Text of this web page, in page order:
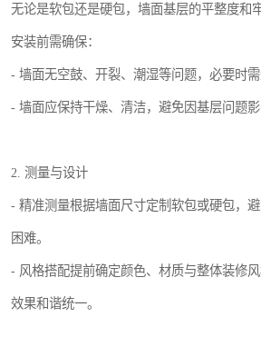
无论是软包还是硬包，墙面基层的平整度和
安装前需确保：
- 墙面无空鼓、开裂、潮湿等问题，必要时需
- 墙面应保持干燥、清洁，避免因基层问题影
2. 测量与设计
- 精准测量根据墙面尺寸定制软包或硬包，
困难。
- 风格搭配提前确定颜色、材质与整体装修
效果和谐统一。